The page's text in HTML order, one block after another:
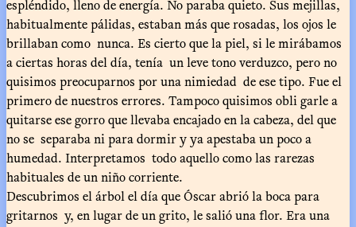
espléndido, lleno de energía. No paraba quieto. Sus mejillas,
habitualmente pálidas, estaban más que rosadas, los ojos le
brillaban como nunca. Es cierto que la piel, si le mirábamos
a ciertas horas del día, tenía un leve tono verduzco, pero no
quisimos preocuparnos por una nimiedad de ese tipo. Fue el
primero de nuestros errores. Tampoco quisimos obli garle a
quitarse ese gorro que llevaba encajado en la cabeza, del que
no se separaba ni para dormir y ya apestaba un poco a
humedad. Interpretamos todo aquello como las rarezas
habituales de un niño corriente.
Descubrimos el árbol el día que Óscar abrió la boca para
gritarnos y, en lugar de un grito, le salió una flor. Era una